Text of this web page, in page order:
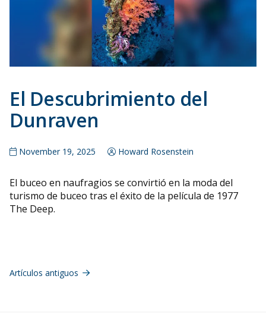
El Descubrimiento del
Dunraven
November 19, 2025 Howard Rosenstein
El buceo en naufragios se convirtió en la moda del
turismo de buceo tras el éxito de la película de 1977
The Deep.
de
Artículos antiguos